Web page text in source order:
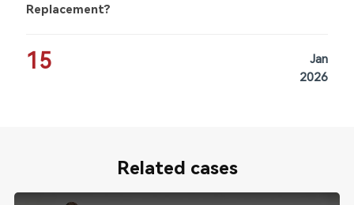
Replacement?
15
Jan
2026
Related cases